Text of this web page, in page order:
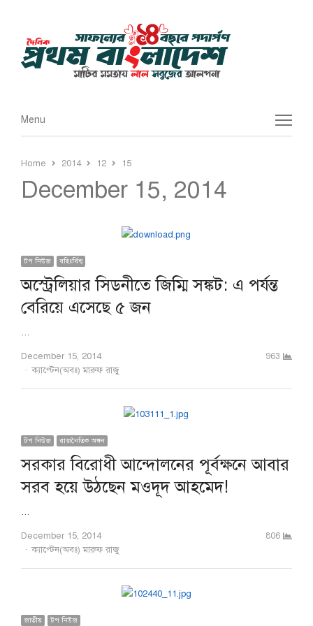
Menu
Menu
Home 2014 12 15
December 15, 2014
টপ নিউজ বহিঃর্বিশ্ব
অস্ট্রেলিয়ার সিডনীতে জিম্মি সঙ্কট: এ পর্যন্ত
বেরিয়ে এসেছে ৫ জন
…
December 15, 2014
Author
ক্যাপ্টেন(অবঃ) মারুফ রাজু
963
টপ নিউজ রাজনৈতিক অঙ্গন
সরকার বিরোধী আন্দোলনের পূর্বক্ষনে আবার
সরব হয়ে উঠছেন মওদূদ আহমেদ!
…
December 15, 2014
Author
ক্যাপ্টেন(অবঃ) মারুফ রাজু
806
জাতীয় টপ নিউজ